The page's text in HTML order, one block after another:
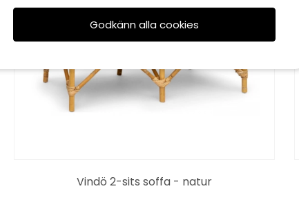
Vindö 2-sits soffa - natur
Godkänn alla cookies